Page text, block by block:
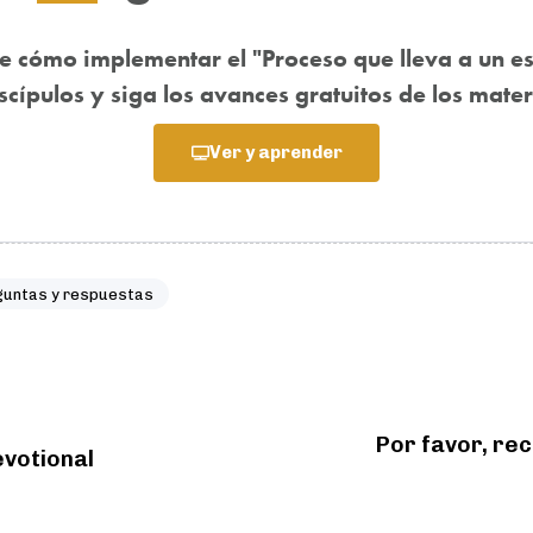
cómo implementar el "Proceso que lleva a un
y siga los avances gratuitos de los
Ver y aprender
y respuestas
Por favor,